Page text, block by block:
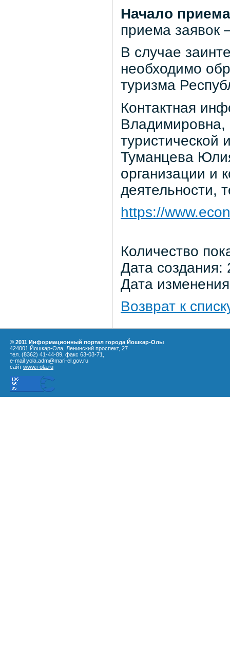
Начало
приема заявок
В случае
необходимо
туризма
Контактная
Владимировна,
туристической
Туманцева
организации и
деятельности,
https://
Количество
Дата
Дата
Возврат к
© 2011 Информационный портал города Йошкар-Олы
424001 Йошкар-Ола, Ленинский проспект, 27
тел. (8362) 41-44-89, факс 63-03-71,
e-mail yola.adm@mari-el.gov.ru
сайт www.i-ola.ru